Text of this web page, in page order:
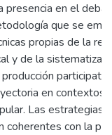
presencia en el
que se
propias de la
y de la
en contextos
Las estrategias
coherentes con la